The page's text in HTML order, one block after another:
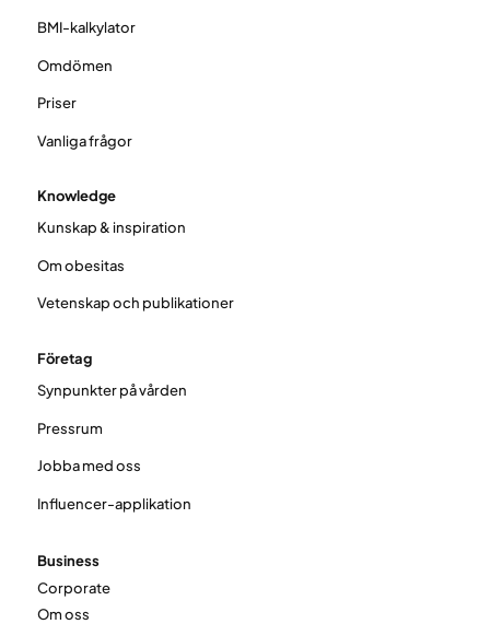
BMI-kalkylator
Omdömen
Priser
Vanliga frågor
Knowledge
Kunskap & inspiration
Om obesitas
Vetenskap och publikationer
Företag
Synpunkter på vården
Pressrum
Jobba med oss
Influencer-applikation
Business
Corporate
Om oss